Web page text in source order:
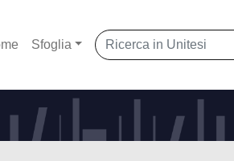
Sfoglia